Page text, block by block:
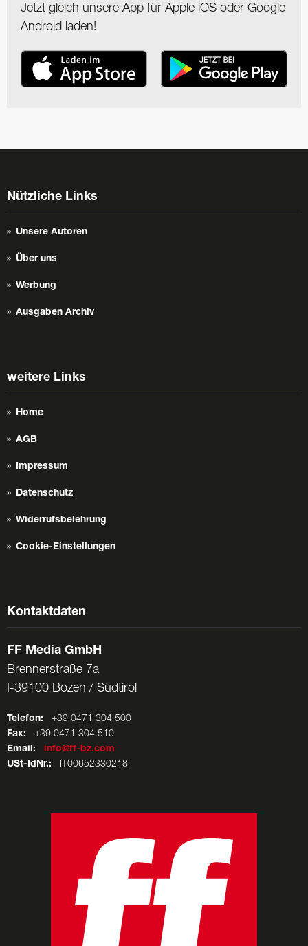
Jetzt gleich unsere App für Apple iOS oder Google
Android laden!
Nützliche Links
Unsere Autoren
Über uns
Werbung
Ausgaben Archiv
weitere Links
Home
AGB
Impressum
Datenschutz
Widerrufsbelehrung
Cookie-Einstellungen
Kontaktdaten
FF Media GmbH
Brennerstraße 7a
I-39100 Bozen / Südtirol
Telefon: +39 0471 304 500
Fax: +39 0471 304 510
Email:
info@ff-bz.com
USt-IdNr.: IT00652330218